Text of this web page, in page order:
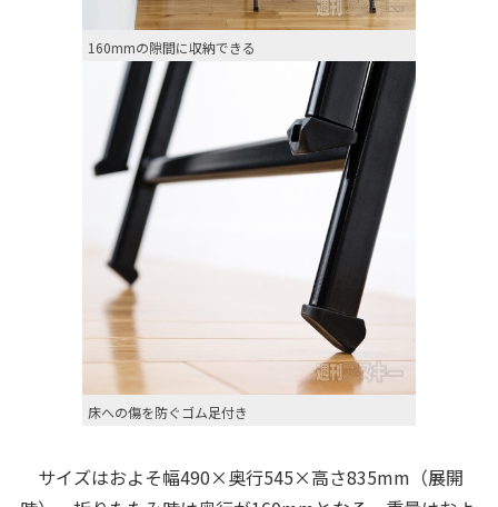
160mmの隙間に収納できる
床への傷を防ぐゴム足付き
サイズはおよそ幅490×奥行545×高さ835mm（展開